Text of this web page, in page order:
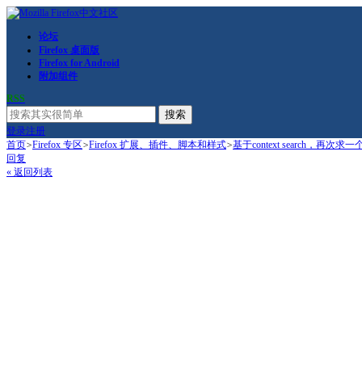
论坛
Firefox 桌面版
Firefox for Android
附加组件
RSS
搜索
登录注册
首页>Firefox 专区>Firefox 扩展、插件、脚本和样式>基于context search，再次求一
回复
« 返回列表